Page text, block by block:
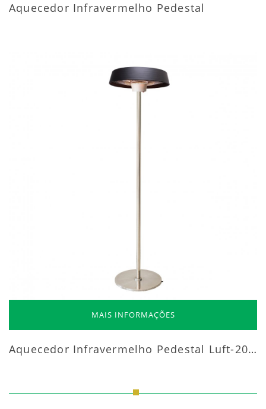
Aquecedor Infravermelho Pedestal
MAIS INFORMAÇÕES
Aquecedor Infravermelho Pedestal Luft-20000